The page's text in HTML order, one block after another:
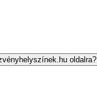
oldalra?